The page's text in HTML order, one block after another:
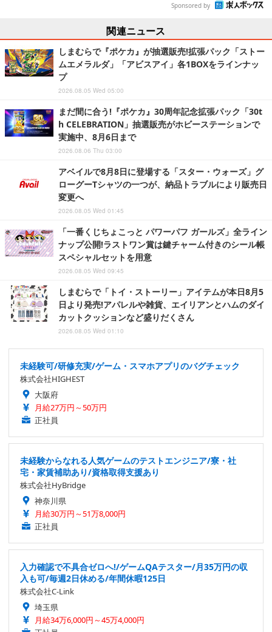
Sponsored by
関連ニュース
しまむらで『ポケカ』が抽選販売!拡張パック「ストー
ムエメラルダ」「アビスアイ」各1BOXをラインナッ
プ
2026.08.05 Wed 05:00
まだ間に合う!『ポケカ』30周年記念拡張パック「30t
h CELEBRATION」抽選販売がホビーステーションで
実施中、8月6日まで
2026.08.06 Thu 03:00
アベイルで8月8日に登場する「スター・ウォーズ」グ
ローグーTシャツの一つが、納品トラブルにより販売日
変更へ
2026.08.05 Wed 01:45
「一番くじちょこっと パワーパフ ガールズ」全ライン
ナップ公開!ラストワン賞は鍵チャーム付きのシール帳
スペシャルセットを用意
2026.08.05 Wed 09:45
しまむらで「トイ・ストーリー」アイテムが本日8月5
日より発売!アパレルや雑貨、エイリアンとハムのダイ
カットクッションなど盛りだくさん
2026.08.05 Wed 01:10
未経験可/研修充実/ゲーム・スマホアプリのバグチェック
株式会社HIGHEST
大阪府
月給27万円～50万円
正社員
未経験からなれる人気ゲームのテストエンジニア/寮・社
宅・家賃補助あり/資格取得支援あり
株式会社HyBridge
神奈川県
月給30万円～51万8,000円
正社員
入力確認で不具合ゼロへ!/ゲームQAテスター/月35万円の収
入も可/毎週2日休める/年間休暇125日
株式会社C-Link
埼玉県
月給34万6,000円～45万4,000円